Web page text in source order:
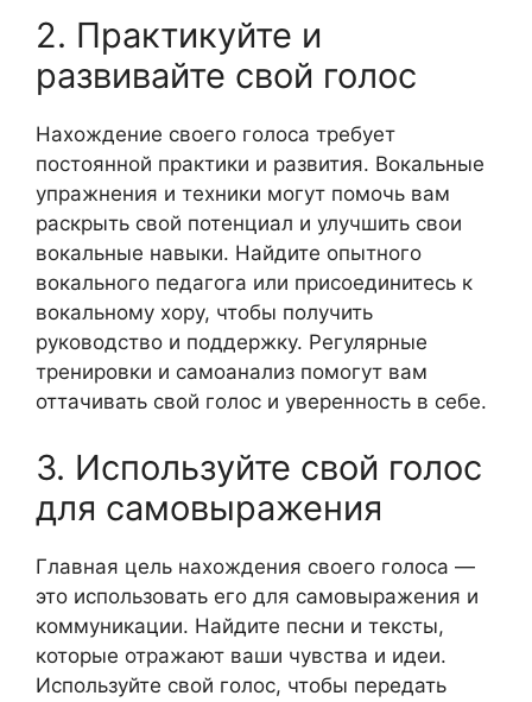
2. Практикуйте и
развивайте свой голос
Нахождение своего голоса требует
постоянной практики и развития. Вокальные
упражнения и техники могут помочь вам
раскрыть свой потенциал и улучшить свои
вокальные навыки. Найдите опытного
вокального педагога или присоединитесь к
вокальному хору, чтобы получить
руководство и поддержку. Регулярные
тренировки и самоанализ помогут вам
оттачивать свой голос и уверенность в себе.
3. Используйте свой голос
для самовыражения
Главная цель нахождения своего голоса —
это использовать его для самовыражения и
коммуникации. Найдите песни и тексты,
которые отражают ваши чувства и идеи.
Используйте свой голос, чтобы передать